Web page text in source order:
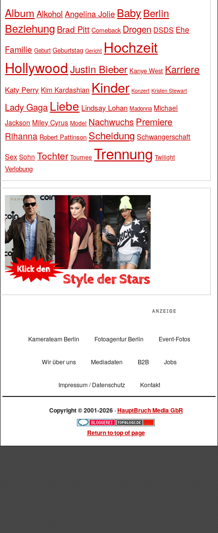
Album Alkohol Angelina Jolie BabyBerlin
Beziehung Brad Pitt Comeback Drogen DSDS Ehe
Familie Geburt Geburtstag Gericht Hochzeit
Hollywood Justin Bieber Kanye West Karriere
Katy Perry Kim Kardashian Kinder Konzert Kristen Stewart
Lady Gaga Liebe Lindsay Lohan Madonna Michael
Jackson Miley Cyrus Model Nachwuchs Premiere
Rihanna Robert Pattinson Scheidung Schwangerschaft
Sex Sohn Tochter Tournee Trennung Twilight
Verlobung
Kamerateam Berlin Fotoagentur Berlin Event-Fotos
Wir über uns Mediadaten B2B Jobs
Impressum / Datenschutz Kontakt
Copyright © 2001-2026 ·HauptBruch Media GbR
Return to top of page